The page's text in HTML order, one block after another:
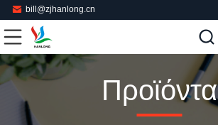
bill@zjhanlong.cn
Προϊόντα